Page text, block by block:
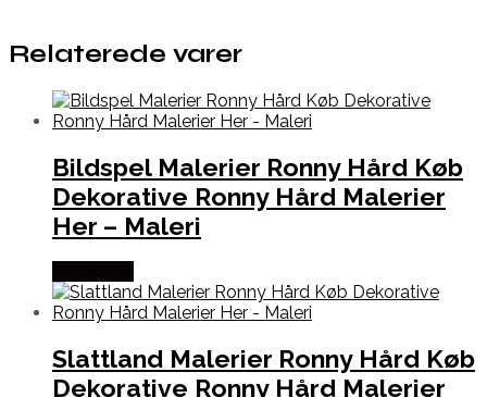
Relaterede varer
Bildspel Malerier Ronny Hård Køb
Dekorative Ronny Hård Malerier
Her – Maleri
Slattland Malerier Ronny Hård Køb
Dekorative Ronny Hård Malerier